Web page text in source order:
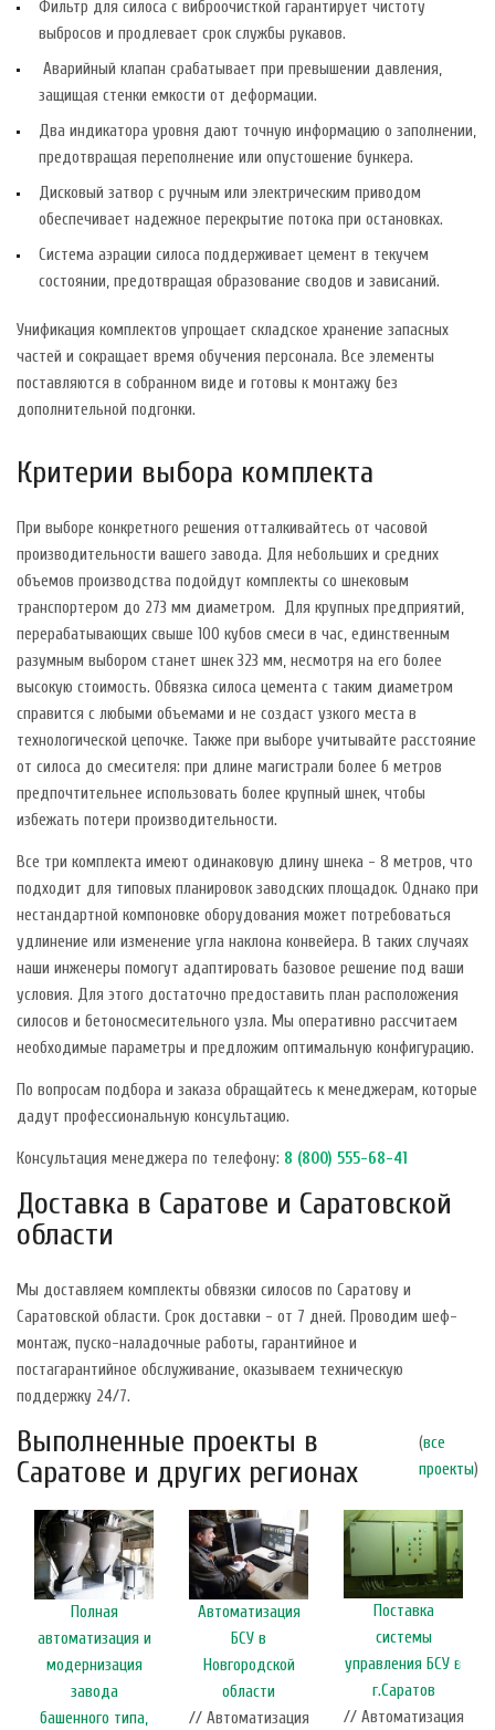
Фильтр для силоса с виброочисткой гарантирует чистоту
выбросов и продлевает срок службы рукавов.
Аварийный клапан срабатывает при превышении давления,
защищая стенки емкости от деформации.
Два индикатора уровня дают точную информацию о заполнении,
предотвращая переполнение или опустошение бункера.
Дисковый затвор с ручным или электрическим приводом
обеспечивает надежное перекрытие потока при остановках.
Система аэрации силоса поддерживает цемент в текучем
состоянии, предотвращая образование сводов и зависаний.
Унификация комплектов упрощает складское хранение запасных
частей и сокращает время обучения персонала. Все элементы
поставляются в собранном виде и готовы к монтажу без
дополнительной подгонки.
Критерии выбора комплекта
При выборе конкретного решения отталкивайтесь от часовой
производительности вашего завода. Для небольших и средних
объемов производства подойдут комплекты со шнековым
транспортером до 273 мм диаметром. Для крупных предприятий,
перерабатывающих свыше 100 кубов смеси в час, единственным
разумным выбором станет шнек 323 мм, несмотря на его более
высокую стоимость. Обвязка силоса цемента с таким диаметром
справится с любыми объемами и не создаст узкого места в
технологической цепочке. Также при выборе учитывайте расстояние
от силоса до смесителя: при длине магистрали более 6 метров
предпочтительнее использовать более крупный шнек, чтобы
избежать потери производительности.
Все три комплекта имеют одинаковую длину шнека - 8 метров, что
подходит для типовых планировок заводских площадок. Однако при
нестандартной компоновке оборудования может потребоваться
удлинение или изменение угла наклона конвейера. В таких случаях
наши инженеры помогут адаптировать базовое решение под ваши
условия. Для этого достаточно предоставить план расположения
силосов и бетоносмесительного узла. Мы оперативно рассчитаем
необходимые параметры и предложим оптимальную конфигурацию.
По вопросам подбора и заказа обращайтесь к менеджерам, которые
дадут профессиональную консультацию.
Консультация менеджера по телефону: 8 (800) 555-68-41
Доставка в Саратове и Саратовской
области
Мы доставляем комплекты обвязки силосов по Саратову и
Саратовской области. Срок доставки - от 7 дней. Проводим шеф-
монтаж, пуско-наладочные работы, гарантийное и
постагарантийное обслуживание, оказываем техническую
поддержку 24/7.
Выполненные проекты в
Саратове и других регионах
(все
проекты)
Полная
автоматизация и
модернизация
завода
башенного типа,
Автоматизация
БСУ в
Новгородской
области
// Автоматизация
Поставка
системы
управления БСУ в
г.Саратов
// Автоматизация